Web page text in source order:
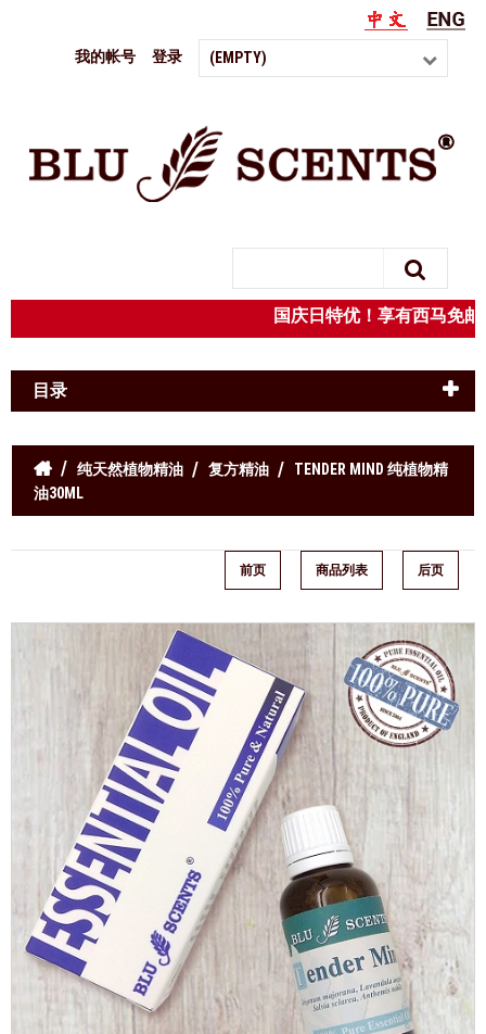
(EMPTY)
我的帐号 登录
国庆日特优！享有西马免
目录
纯天然植物精油 复方精油
TENDER MIND 纯植物精
油30ML
前页 商品列表 后页